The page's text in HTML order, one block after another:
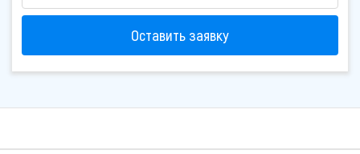
Оставить заявку